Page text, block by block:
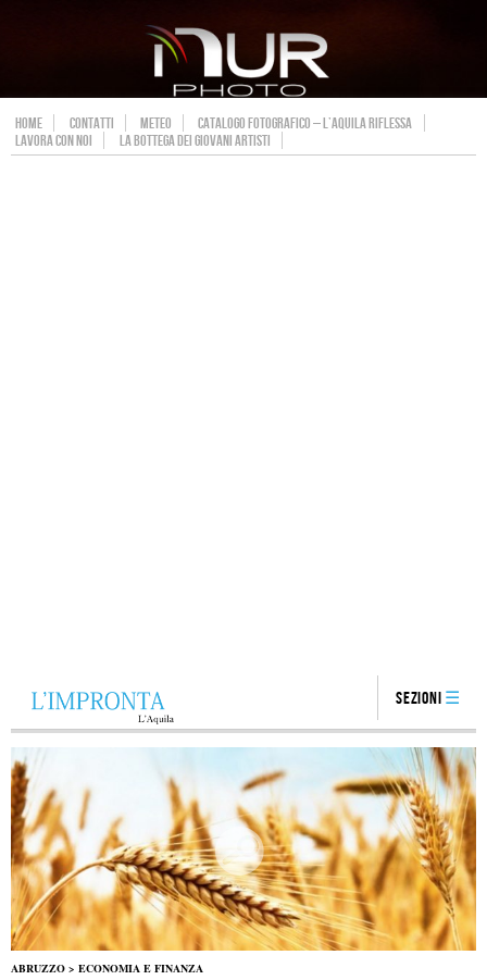
HOME CONTATTI METEO
CATALOGO FOTOGRAFICO – L’AQUILA RIFLESSA
LAVORA CON NOI
LA BOTTEGA DEI GIOVANI ARTISTI
Sezioni
ABRUZZO > ECONOMIA E FINANZA